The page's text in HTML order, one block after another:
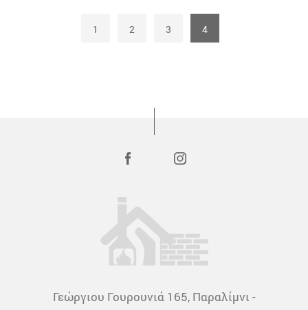
1 2 3 4
Γεώργιου Γουρουνιά 165, Παραλίμνι -